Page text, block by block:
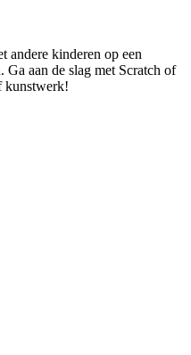
andere kinderen op een
aan de slag met Scratch of
kunstwerk!